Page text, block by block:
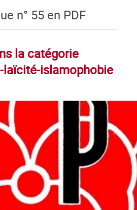
n° 55 en PDF
la catégorie
laïcité-islamophobie